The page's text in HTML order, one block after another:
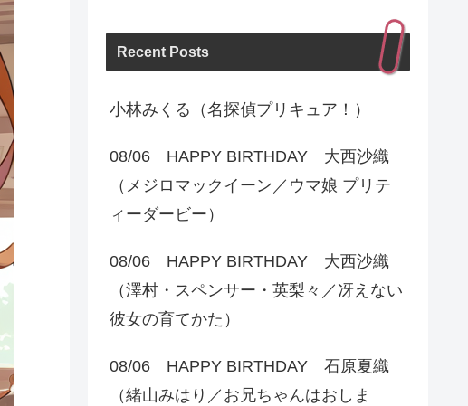
Recent Posts
小林みくる（名探偵プリキュア！）
08/06 HAPPY BIRTHDAY 大西沙織
（メジロマックイーン／ウマ娘 プリテ
ィーダービー）
08/06 HAPPY BIRTHDAY 大西沙織
（澤村・スペンサー・英梨々／冴えない
彼女の育てかた）
08/06 HAPPY BIRTHDAY 石原夏織
（緒山みはり／お兄ちゃんはおしま